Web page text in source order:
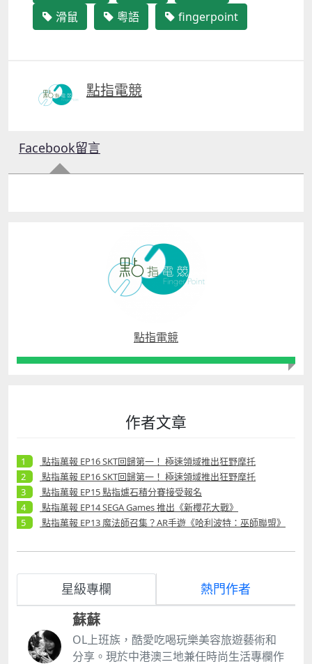
滑鼠
粵語 fingerpoint
點指電競
Facebook留言
點指電競
作者文章
點指萬報 EP16 SKT回歸第一！ 極速領域推出狂野摩托
點指萬報 EP16 SKT回歸第一！ 極速領域推出狂野摩托
點指萬報 EP15 點指爐石積分賽接受報名
點指萬報 EP14 SEGA Games 推出《新櫻花大戰》
點指萬報 EP13 魔法師召集？AR手遊《哈利波特：巫師聯盟》
星級專欄 熱門作者
蘇蘇
OL上班族，酷愛吃喝玩樂美容旅遊藝術和
分享。現於中港澳三地兼任時尚生活專欄作